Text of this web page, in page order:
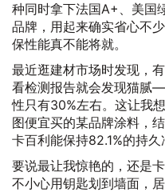
种同时拿下法国A+、美国
品牌，用起来确实省心不
保性能真不能将就。
最近逛建材市场时发现，
看检测报告就会发现猫腻
性只有30%左右。这让我
图便宜买的某品牌涂料，
卡百利能保持82.1%的持久
要说最让我惊艳的，还是
不小心用钥匙划到墙面，